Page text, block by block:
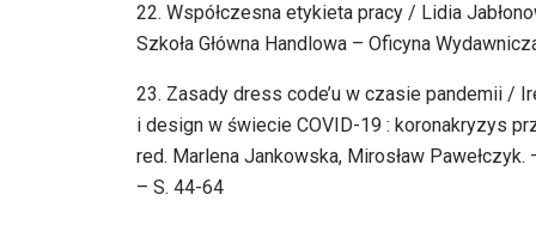
22. Współczesna etykieta pracy / Lidia
Szkoła Główna Handlowa – Oficyna
23. Zasady dress code’u w czasie pandemii /
i design w świecie COVID-19 : koronakryzys
red. Marlena Jankowska, Mirosław
– S. 44-64